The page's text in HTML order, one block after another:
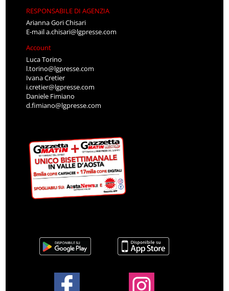
RESPONSABILE DI AGENZIA
Arianna Gori Chisari
E-maila.chisari@lgpresse.com
Account
Luca Torino
l.torino@lgpresse.com
Ivana Cretier
i.cretier@lgpresse.com
Daniele Fimiano
d.fimiano@lgpresse.com